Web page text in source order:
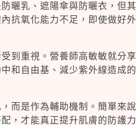
曬乳、遮陽傘與防曬衣，但
抗氧化能力不足，即使做好
到重視。營養師高敏敏就分
和自由基、減少紫外線造成
而是作為輔助機制。簡單來
，才能真正提升肌膚的防護力